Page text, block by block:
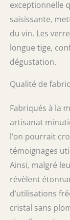
un bon
exceptionnelle
saisissante,
du vin. Les
longue tige,
dégustation.
Qualité de
Fabriqués à la
artisanat
l’on pourrait
témoignages
Ainsi, malgré
révèlent
d’utilisations
cristal sans